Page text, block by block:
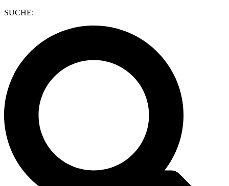
SUCHE: